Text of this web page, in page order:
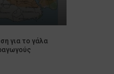
για το γάλα